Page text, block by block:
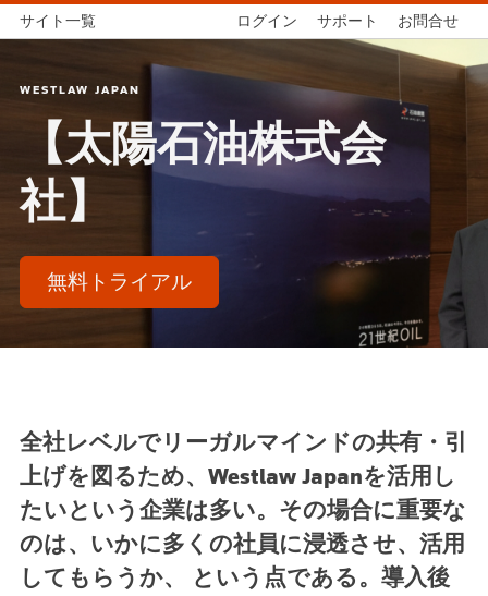
サイト一覧 ログイン サポート お問合せ
WESTLAW JAPAN
【太陽石油株式会
社】
無料トライアル
全社レベルでリーガルマインドの共有・引
上げを図るため、Westlaw Japanを活用し
たいという企業は多い。その場合に重要な
のは、いかに多くの社員に浸透させ、活用
してもらうか、 という点である。導入後